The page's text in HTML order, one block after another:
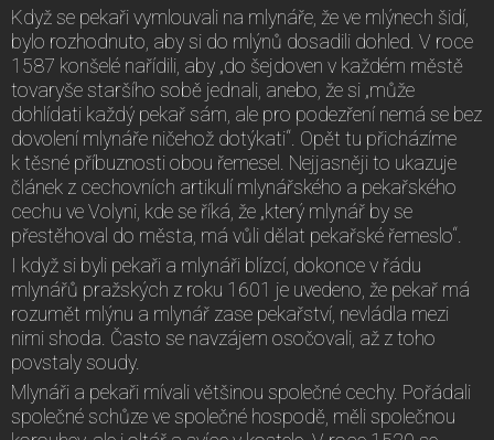
Když se pekaři vymlouvali na mlynáře, že ve mlýnech šidí,
bylo rozhodnuto, aby si do mlýnů dosadili dohled. V roce
1587 konšelé nařídili, aby „do šejdoven v každém městě
tovaryše staršího sobě jednali, anebo, že si „může
dohlídati každý pekař sám, ale pro podezření nemá se bez
dovolení mlynáře ničehož dotýkati“. Opět tu přicházíme
k těsné příbuznosti obou řemesel. Nejjasněji to ukazuje
článek z cechovních artikulí mlynářského a pekařského
cechu ve Volyni, kde se říká, že „který mlynář by se
přestěhoval do města, má vůli dělat pekařské řemeslo“.
I když si byli pekaři a mlynáři blízcí, dokonce v řádu
mlynářů pražských z roku 1601 je uvedeno, že pekař má
rozumět mlýnu a mlynář zase pekařství, nevládla mezi
nimi shoda. Často se navzájem osočovali, až z toho
povstaly soudy.
Mlynáři a pekaři mívali většinou společné cechy. Pořádali
společné schůze ve společné hospodě, měli společnou